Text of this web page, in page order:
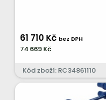
61 710 Kč bez DPH
74 669 Kč
Kód zboží: RC34861110